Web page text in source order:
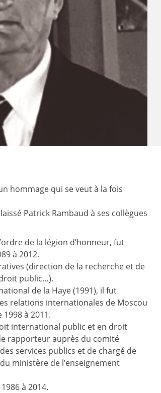
hommage qui se veut à la fois
Patrick Rambaud à ses collègues
de la légion d’honneur, fut
à 2012.
(direction de la recherche et de
public…).
de la Haye (1991), il fut
relations internationales de Moscou
à 2011.
international public et en droit
rapporteur auprès du comité
services publics et de chargé de
ministère de l’enseignement
à 2014.